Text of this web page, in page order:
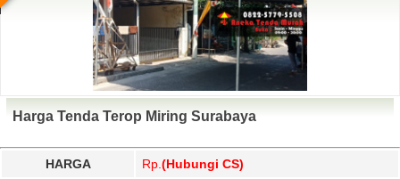
Harga Tenda Terop Miring Surabaya
HARGA Rp. (Hubungi CS)